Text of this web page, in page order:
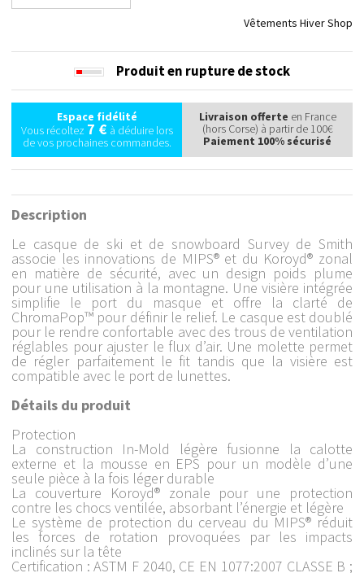
Produit en rupture de stock
Espace fidélité
Vous récoltez 7 €à déduire lors
de vos prochaines commandes.
Livraison offerte en France
(hors Corse) à partir de 100€
Paiement 100% sécurisé
Description
Le casque de ski et de snowboard Survey de Smith
associe les innovations de MIPS® et du Koroyd® zonal
en matière de sécurité, avec un design poids plume
pour une utilisation à la montagne. Une visière intégrée
simplifie le port du masque et offre la clarté de
ChromaPop™ pour définir le relief. Le casque est doublé
pour le rendre confortable avec des trous de ventilation
réglables pour ajuster le flux d’air. Une molette permet
de régler parfaitement le fit tandis que la visière est
compatible avec le port de lunettes.
Détails du produit
Protection
La construction In-Mold légère fusionne la calotte
externe et la mousse en EPS pour un modèle d’une
seule pièce à la fois léger durable
La couverture Koroyd® zonale pour une protection
contre les chocs ventilée, absorbant l’énergie et légère
Le système de protection du cerveau du MIPS® réduit
les forces de rotation provoquées par les impacts
inclinés sur la tête
Certification : ASTM F 2040, CE EN 1077:2007 CLASSE B ;